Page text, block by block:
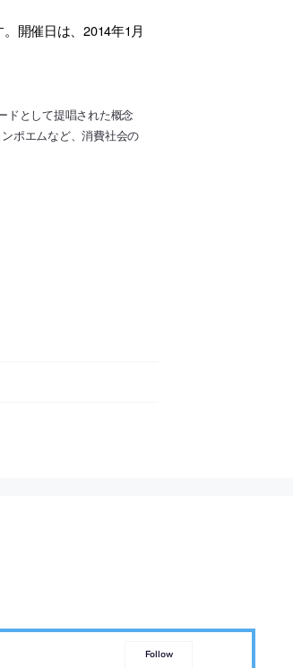
開催日は、2014年1月
ドとして提唱された概念
ポエムなど、消費社会の
Follow